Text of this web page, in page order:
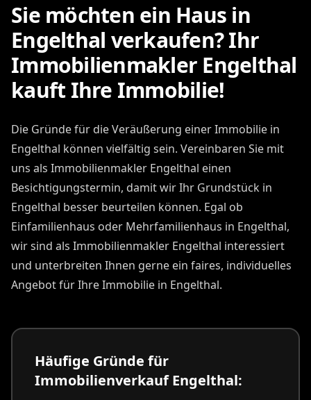
Sie möchten ein Haus in
Engelthal verkaufen? Ihr
Immobilienmakler Engelthal
kauft Ihre Immobilie!
Die Gründe für die Veräußerung einer Immobilie in
Engelthal können vielfältig sein. Vereinbaren Sie mit
uns als Immobilienmakler Engelthal einen
Besichtigungstermin, damit wir Ihr Grundstück in
Engelthal besser beurteilen können. Egal ob
Einfamilienhaus oder Mehrfamilienhaus in Engelthal,
wir sind als Immobilienmakler Engelthal interessiert
und unterbreiten Ihnen gerne ein faires, individuelles
Angebot für Ihre Immobilie in Engelthal.
Häufige Gründe für
Immobilienverkauf Engelthal: